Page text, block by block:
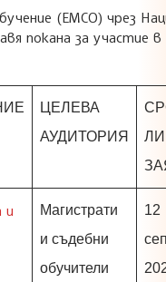
(ЕМСО) чрез
покана за участие в
ЦЕЛЕВА
АУДИТОРИЯ
и
Магистрати
и съдебни
обучители
12